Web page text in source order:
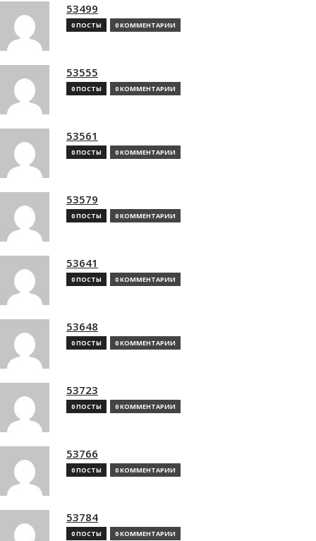
53499
0 ПОСТЫ 0 КОММЕНТАРИИ
53555
0 ПОСТЫ 0 КОММЕНТАРИИ
53561
0 ПОСТЫ 0 КОММЕНТАРИИ
53579
0 ПОСТЫ 0 КОММЕНТАРИИ
53641
0 ПОСТЫ 0 КОММЕНТАРИИ
53648
0 ПОСТЫ 0 КОММЕНТАРИИ
53723
0 ПОСТЫ 0 КОММЕНТАРИИ
53766
0 ПОСТЫ 0 КОММЕНТАРИИ
53784
0 ПОСТЫ 0 КОММЕНТАРИИ